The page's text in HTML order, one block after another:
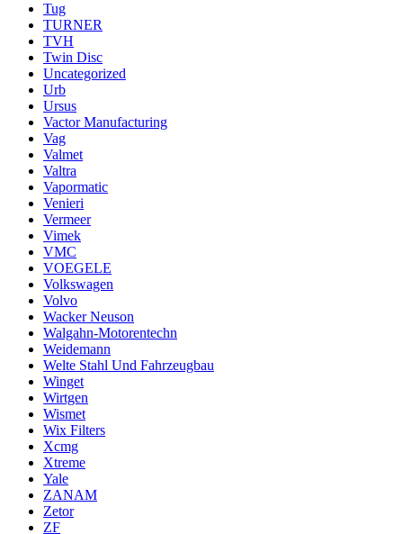
Tug
TURNER
TVH
Twin Disc
Uncategorized
Urb
Ursus
Vactor Manufacturing
Vag
Valmet
Valtra
Vapormatic
Venieri
Vermeer
Vimek
VMC
VOEGELE
Volkswagen
Volvo
Wacker Neuson
Walgahn-Motorentechn
Weidemann
Welte Stahl Und Fahrzeugbau
Winget
Wirtgen
Wismet
Wix Filters
Xcmg
Xtreme
Yale
ZANAM
Zetor
ZF